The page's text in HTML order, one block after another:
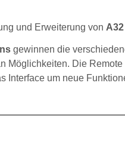
und Erweiterung von
gewinnen die
Möglichkeiten. Die
Interface um neue